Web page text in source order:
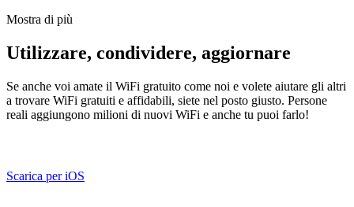
Mostra di più
Utilizzare, condividere, aggiornare
Se anche voi amate il WiFi gratuito come noi e volete aiutare gli altri
a trovare WiFi gratuiti e affidabili, siete nel posto giusto. Persone
reali aggiungono milioni di nuovi WiFi e anche tu puoi farlo!
Scarica per iOS